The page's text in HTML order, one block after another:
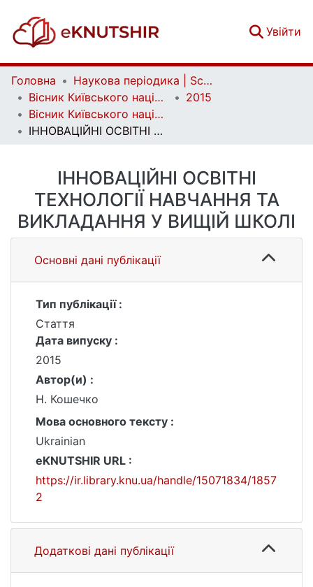
Увійти
Головна
Наукова періодика | Scientific periodicals
Вісник Київського національного університету імені Тараса Шевченка. Педагогіка | Bulletin of Taras Shevchenko National University of Kyiv. Pedagogy
2015
Вісник Київського національного університету імені Тараса Шевченка. Педагогіка. Вип. 1 (1)
ІННОВАЦІЙНІ ОСВІТНІ ТЕХНОЛОГІЇ НАВЧАННЯ ТА ВИКЛАДАННЯ У ВИЩІЙ ШКОЛІ
ІННОВАЦІЙНІ ОСВІТНІ
ТЕХНОЛОГІЇ НАВЧАННЯ ТА
ВИКЛАДАННЯ У ВИЩІЙ ШКОЛІ
Основні дані публікації
Тип публікації :
Стаття
Дата випуску :
2015
Автор(и) :
Н. Кошечко
Мова основного тексту :
Ukrainian
eKNUTSHIR URL :
https://ir.library.knu.ua/handle/15071834/1857
2
Додаткові дані публікації